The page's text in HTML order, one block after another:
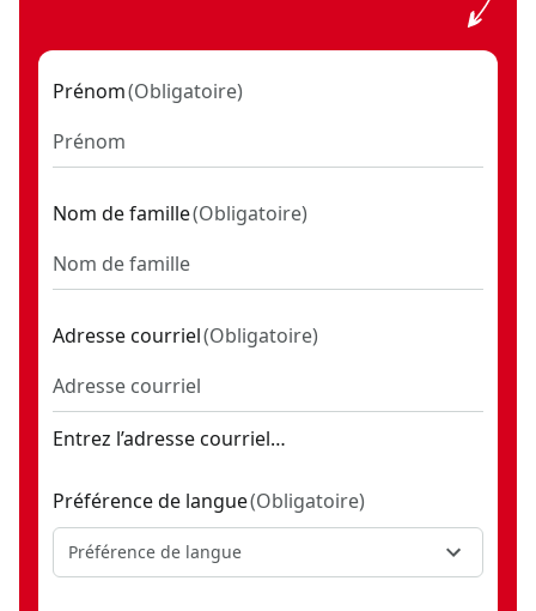
Prénom(Obligatoire)
Nom de famille(Obligatoire)
Adresse courriel(Obligatoire)
Entrez l’adresse courriel…
Préférence de langue(Obligatoire)
Préférence de langue